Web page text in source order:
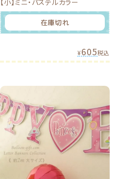
【小】ミニ・パステルカラー
在庫切れ
¥605税込